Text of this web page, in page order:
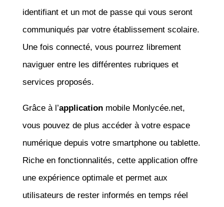
identifiant et un mot de passe qui vous seront
communiqués par votre établissement scolaire.
Une fois connecté, vous pourrez librement
naviguer entre les différentes rubriques et
services proposés.
Grâce à l’applicationmobile Monlycée.net,
vous pouvez de plus accéder à votre espace
numérique depuis votre smartphone ou tablette.
Riche en fonctionnalités, cette application offre
une expérience optimale et permet aux
utilisateurs de rester informés en temps réel